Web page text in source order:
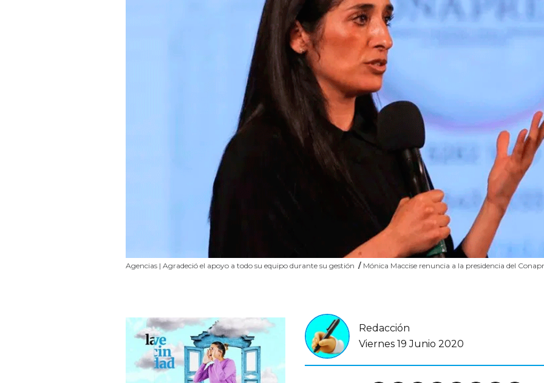
Agencias | Agradeció el apoyo a todo su equipo durante su gestión / Mónica Maccise renuncia a la presidencia del
Redacción
Viernes 19 Junio 2020